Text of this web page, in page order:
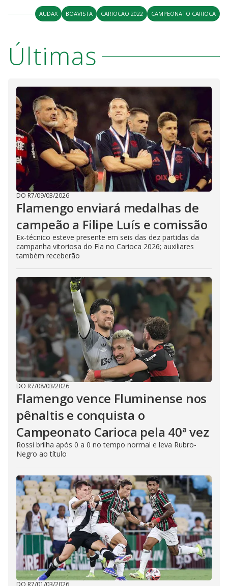
AUDAX BOAVISTA CARIOCÃO 2022 CAMPEONATO CARIOCA
Últimas
DO R7/09/03/2026
Flamengo enviará medalhas de
campeão a Filipe Luís e comissão
Ex-técnico esteve presente em seis das dez partidas da
campanha vitoriosa do Fla no Carioca 2026; auxiliares
também receberão
DO R7/08/03/2026
Flamengo vence Fluminense nos
pênaltis e conquista o
Campeonato Carioca pela 40ª vez
Rossi brilha após 0 a 0 no tempo normal e leva Rubro-
Negro ao título
DO R7/01/03/2026